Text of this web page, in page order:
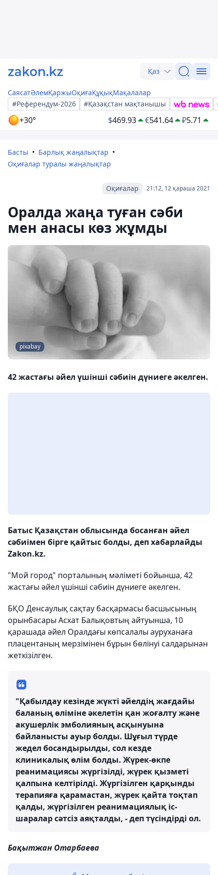
Қаз
СаясатӘлемҚаржыОқиғаҚұқықМақалалар
#Референдум-2026
#Қазақстан мақтанышы
+30° $469.93 €541.64 ₽5.71
Басты
Барлық жаңалықтар
Оқиғалар туралы жаңалықтар
21:12, 12 қараша 2021
Оқиғалар
Оралда жаңа туған сәби
мен анасы көз жұмды
pixabay
42 жастағы әйел үшінші сәбиін дүниеге әкелген.
Батыс Қазақстан облысында босанған әйел
сәбиімен бірге қайтыс болды, деп хабарлайды
Zakon.kz.
"Мой город" порталының мәліметі бойынша, 42
жастағы әйел үшінші сәбиін дүниеге әкелген.
БҚО Денсаулық сақтау басқармасы басшысының
орынбасары Асхат Балықовтың айтуынша, 10
қарашада әйел Оралдағы көпсалалы ауруханаға
плацентаның мерзімінен бұрын бөлінуі салдарынан
жеткізілген.
"Қабылдау кезінде жүкті әйелдің жағдайы
баланың өліміне әкелетін қан жоғалту және
акушерлік эмболияның асқынуына
байланысты ауыр болды. Шұғыл түрде
жедел босандырылды, сол кезде
клиникалық өлім болды. Жүрек-өкпе
реанимациясы жүргізілді, жүрек қызметі
қалпына келтірілді. Жүргізілген қарқынды
терапияға қарамастан, жүрек қайта тоқтап
қалды, жүргізілген реанимациялық іс-
шаралар сәтсіз аяқталды, - деп түсіндірді ол.
Бақытжан Отарбаева